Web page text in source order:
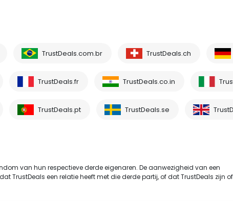
TrustDeals.com.br TrustDeals.ch
TrustDeals.fr TrustDeals.co.in
TrustDeals.pt TrustDeals.se
van hun respectieve derde eigenaren. De aanwezigheid van een
TrustDeals een relatie heeft met die derde partij, of dat TrustDeals zijn of